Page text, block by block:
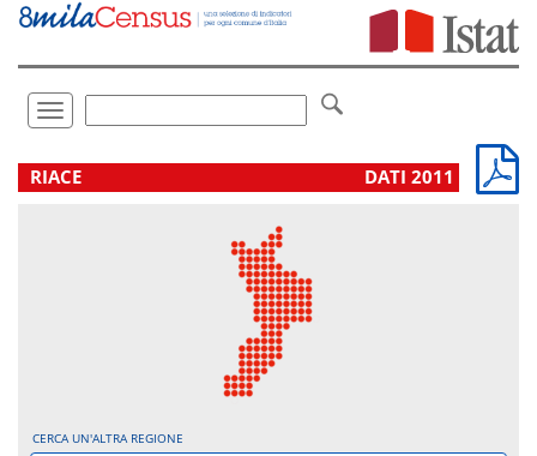
Vai
direttamente
Toggle
navigation
.
RIACE DATI 2011
CERCA UN'ALTRA REGIONE